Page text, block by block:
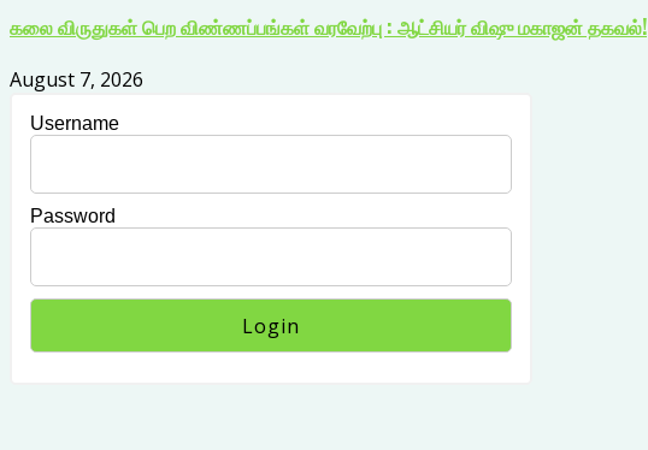
கலை விருதுகள் பெற விண்ணப்பங்கள் வரவேற்பு : ஆட்சியர் விஷு மகாஜன் தகவல்!
August 7, 2026
Username
Password